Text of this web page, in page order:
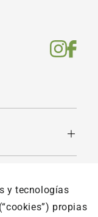
y tecnologías
propias